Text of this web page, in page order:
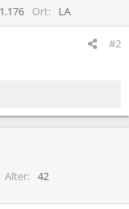
1.176 Ort LA
#2
Alter
42